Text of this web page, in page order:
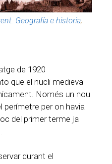
Geografía e historia,
de 1920
que el nucli medieval
Només un nou
perímetre per on havia
del primer terme ja
durant el